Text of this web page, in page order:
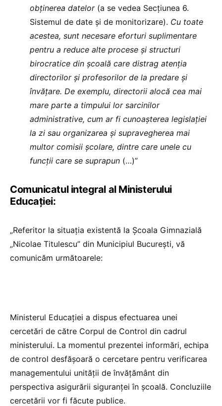
obținerea datelor(a se vedea Secțiunea 6.
Sistemul de date și de monitorizare). Cu toate
acestea, sunt necesare eforturi suplimentare
pentru a reduce alte procese și structuri
birocratice din școală care distrag atenția
directorilor și profesorilor de la predare și
învățare. De exemplu, directorii alocă cea mai
mare parte a timpului lor sarcinilor
administrative, cum ar fi cunoașterea legislației
la zi sau organizarea și supravegherea mai
multor comisii școlare, dintre care unele cu
funcții care se suprapun (…)”
Comunicatul integral al Ministerului
Educației:
„Referitor la situația existentă la Școala Gimnazială
„Nicolae Titulescu” din Municipiul București, vă
comunicăm următoarele:
Ministerul Educației a dispus efectuarea unei
cercetări de către Corpul de Control din cadrul
ministerului. La momentul prezentei informări, echipa
de control desfășoară o cercetare pentru verificarea
managementului unității de învățământ din
perspectiva asigurării siguranței în școală. Concluziile
cercetării vor fi făcute publice.